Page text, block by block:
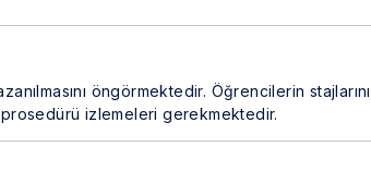
öngörmektedir. Öğrencilerin stajlarını
prosedürü izlemeleri gerekmektedir.